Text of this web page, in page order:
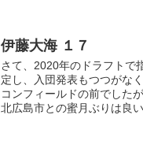
伊藤大海 １７
さて、2020年のドラフトで
定し、入団発表もつつがな
コンフィールドの前でした
北広島市との蜜月ぶりは良